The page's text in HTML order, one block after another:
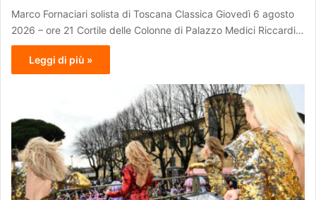
Marco Fornaciari solista di Toscana Classica Giovedì 6 agosto
2026 – ore 21 Cortile delle Colonne di Palazzo Medici Riccardi…
Leggi di più »